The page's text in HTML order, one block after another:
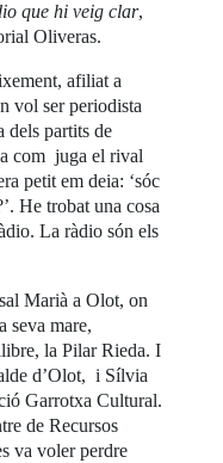
que hi veig clar,
Oliveras.
afiliat a
vol ser periodista
dels partits de
com juga el rival
petit em deia: ‘sóc
He trobat una cosa
La ràdio són els
Marià a Olot, on
seva mare,
la Pilar Rieda. I
d’Olot, i Sílvia
Garrotxa Cultural.
de Recursos
va voler perdre